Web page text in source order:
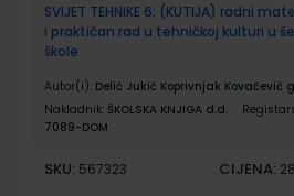
SVIJET TEHNIKE 6; (KUTIJA) radni
i praktičan rad u tehničkoj kulturi u
škole
Autor(i): Delić Jukić Koprivnjak Kovačević
Nakladnik: ŠKOLSKA KNJIGA d.d.
7089-DOM
SKU: 567323 CIJENA: